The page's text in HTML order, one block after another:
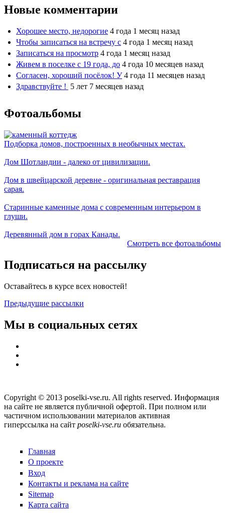
Новые комментарии
Хорошее место, недорогие 4 года 1 месяц назад
Чтобы записаться на встречу с 4 года 1 месяц назад
Записаться на просмотр 4 года 1 месяц назад
Живем в поселке с 19 года, до 4 года 10 месяцев назад
Согласен, хороший посёлок! У 4 года 11 месяцев назад
Здравствуйте ! 5 лет 7 месяцев назад
Фотоальбомы
Подборка домов, построенных в необычных местах.
Дом Шотландии - далеко от цивилизации.
Дом в швейцарской деревне - оригинальная реставрация
сарая.
Старинные каменные дома с современным интерьером в
глуши.
Деревянный дом в горах Канады.
Смотреть все фотоальбомы
Подписаться на рассылку
Оставайтесь в курсе всех новостей!
Предыдущие рассылки
Мы в социальных сетях
Copyright © 2013 poselki-vse.ru. All rights reserved. Информация
на сайте не является публичной офертой. При полном или
частичном использовании материалов активная
гиперссылка на сайт poselki-vse.ru​ обязательна.
Главная
О проекте
Вход
Контакты и реклама на сайте
Sitemap
Карта сайта